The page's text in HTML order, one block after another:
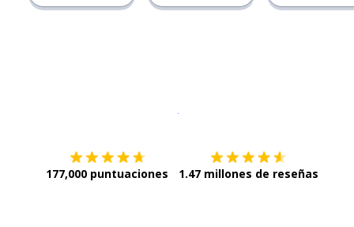
177,000 puntuaciones 1.47 millones de reseñas